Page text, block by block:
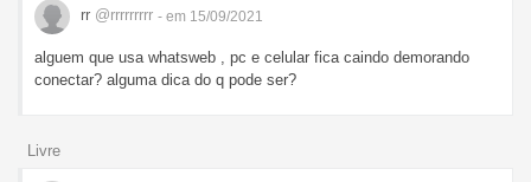
rr @rrrrrrrrr - em 15/09/2021
alguem que usa whatsweb , pc e celular fica caindo demorando
conectar? alguma dica do q pode ser?
Livre